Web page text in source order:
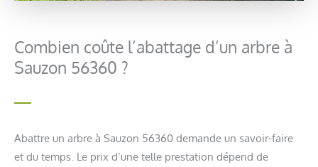
Combien coûte l’abattage d’un arbre à
Sauzon 56360 ?
Abattre un arbre à Sauzon 56360 demande un savoir-faire
et du temps. Le prix d’une telle prestation dépend de